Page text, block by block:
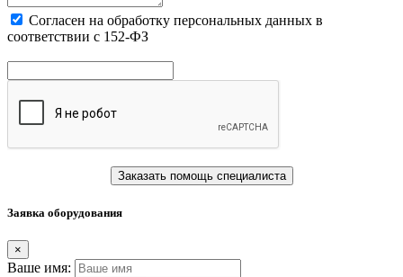
Cогласен на обработку персональных данных в
соответствии с 152-ФЗ
Заказать помощь специалиста
Заявка оборудования
×
Ваше имя: